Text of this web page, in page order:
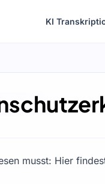
KI
musst: Hier